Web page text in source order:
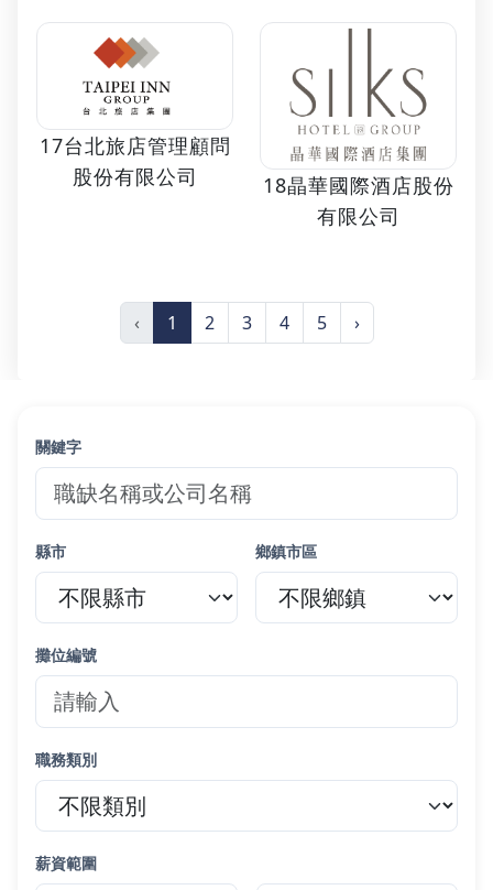
17台北旅店管理顧問
股份有限公司
18晶華國際酒店股份
有限公司
‹ 1 2 3 4 5 ›
關鍵字
縣市 鄉鎮市區
攤位編號
職務類別
薪資範圍